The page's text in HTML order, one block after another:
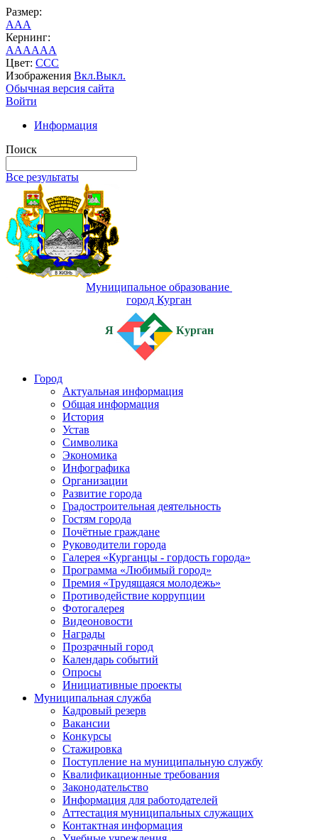
Размер:
AAA
Кернинг:
AAAAAA
Цвет: CCC
Изображения Вкл.Выкл.
Обычная версия сайта
Войти
Информация
Поиск
Все результаты
Муниципальное образование
город Курган
Я Курган
Город
Актуальная информация
Общая информация
История
Устав
Символика
Экономика
Инфографика
Организации
Развитие города
Градостроительная деятельность
Гостям города
Почётные граждане
Руководители города
Галерея «Курганцы - гордость города»
Программа «Любимый город»
Премия «Трудящаяся молодежь»
Противодействие коррупции
Фотогалерея
Видеоновости
Награды
Прозрачный город
Календарь событий
Опросы
Инициативные проекты
Муниципальная служба
Кадровый резерв
Вакансии
Конкурсы
Стажировка
Поступление на муниципальную службу
Квалификационные требования
Законодательство
Информация для работодателей
Аттестация муниципальных служащих
Контактная информация